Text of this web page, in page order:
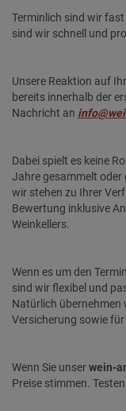
Terminlich sind wir
sind wir schnell und
Unsere Reaktion auf
bereits innerhalb der
Nachricht an
Dabei spielt es keine
Jahre gesammelt oder
wir stehen zu Ihrer
Bewertung inklusive
Weinkellers.
Wenn es um den
sind wir flexibel und
Natürlich übernehmen
Versicherung sowie
Wenn Sie unserwein-
Preise stimmen.